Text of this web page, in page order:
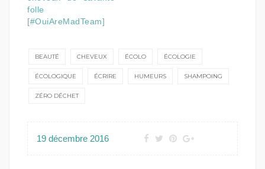
folle
[#OuiAreMadTeam]
BEAUTÉ CHEVEUX ÉCOLO ÉCOLOGIE
ÉCOLOGIQUE ÉCRIRE HUMEURS SHAMPOING
ZÉRO DÉCHET
19 décembre 2016